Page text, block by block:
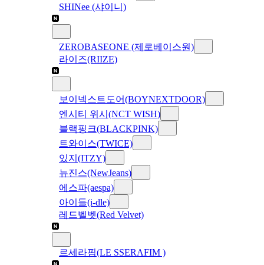
SHINee (샤이니)
ZEROBASEONE (제로베이스원)
라이즈(RIIZE)
보이넥스트도어(BOYNEXTDOOR)
엔시티 위시(NCT WISH)
블랙핑크(BLACKPINK)
트와이스(TWICE)
있지(ITZY)
뉴진스(NewJeans)
에스파(aespa)
아이들(i-dle)
레드벨벳(Red Velvet)
르세라핌(LE SSERAFIM )